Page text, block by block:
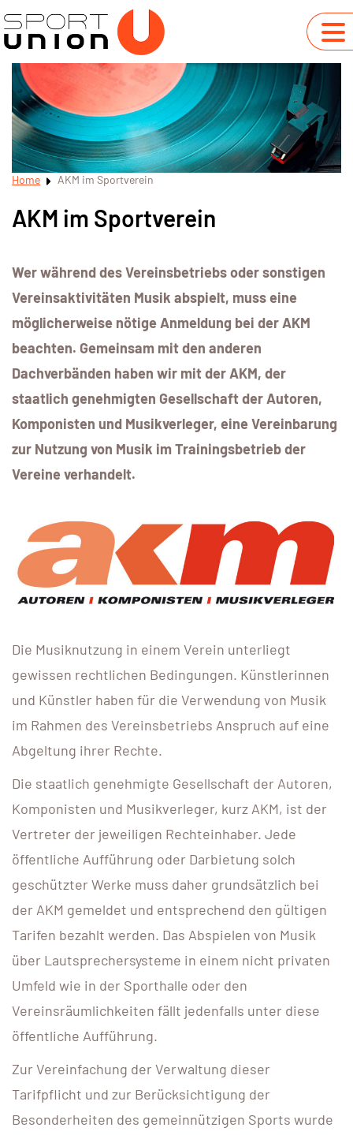
Home AKM im Sportverein
AKM im Sportverein
Wer während des Vereinsbetriebs oder sonstigen
Vereinsaktivitäten Musik abspielt, muss eine
möglicherweise nötige Anmeldung bei der AKM
beachten. Gemeinsam mit den anderen
Dachverbänden haben wir mit der AKM, der
staatlich genehmigten Gesellschaft der Autoren,
Komponisten und Musikverleger, eine Vereinbarung
zur Nutzung von Musik im Trainingsbetrieb der
Vereine verhandelt.
Die Musiknutzung in einem Verein unterliegt
gewissen rechtlichen Bedingungen. Künstlerinnen
und Künstler haben für die Verwendung von Musik
im Rahmen des Vereinsbetriebs Anspruch auf eine
Abgeltung ihrer Rechte.
Die staatlich genehmigte Gesellschaft der Autoren,
Komponisten und Musikverleger, kurz AKM, ist der
Vertreter der jeweiligen Rechteinhaber. Jede
öffentliche Aufführung oder Darbietung solch
geschützter Werke muss daher grundsätzlich bei
der AKM gemeldet und entsprechend den gültigen
Tarifen bezahlt werden. Das Abspielen von Musik
über Lautsprechersysteme in einem nicht privaten
Umfeld wie in der Sporthalle oder den
Vereinsräumlichkeiten fällt jedenfalls unter diese
öffentliche Aufführung.
Zur Vereinfachung der Verwaltung dieser
Tarifpflicht und zur Berücksichtigung der
Besonderheiten des gemeinnützigen Sports wurde